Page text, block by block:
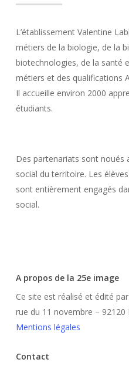
L’établissement Valentine
métiers de la biologie, de la
biotechnologies, de la santé
métiers et des qualifications
Il accueille environ 2000
étudiants.
Des partenariats sont noués
social du territoire. Les
sont entièrement engagés
social.
A propos de la 25e image
Ce site est réalisé et édité
rue du 11 novembre –
Mentions légales
Contact